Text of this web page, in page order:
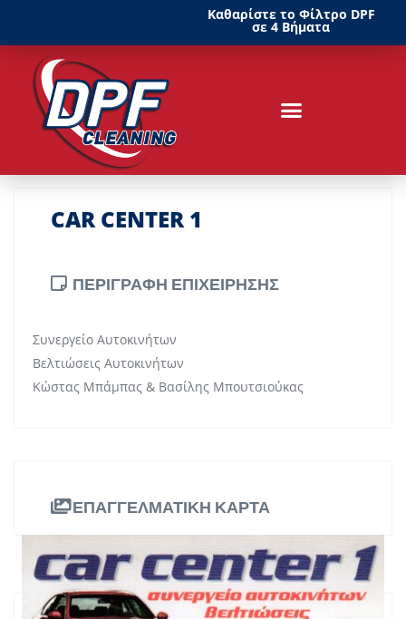
Καθαρίστε το Φίλτρο DPF
σε 4 Βήματα
CAR CENTER 1
ΠΕΡΙΓΡΑΦΗ ΕΠΙΧΕΙΡΗΣΗΣ
Συνεργείο Αυτοκινήτων
Βελτιώσεις Αυτοκινήτων
Κώστας Μπάμπας & Βασίλης Μπουτσιούκας
ΕΠΑΓΓΕΛΜΑΤΙΚΗ ΚΑΡΤΑ